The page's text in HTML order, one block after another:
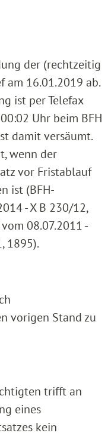
der (rechtzeitig
am 16.01.2019 ab.
ist per Telefax
Uhr beim BFH
damit versäumt.
wenn der
vor Fristablauf
ist (BFH-
- X B 230/12,
08.07.2011 -
1895).
vorigen Stand zu
trifft an
eines
kein